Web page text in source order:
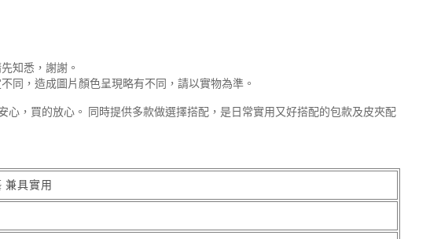
知悉，謝謝。
同，造成圖片顏色呈現略有不同，請以實物為準。
心，買的放心。 同時提供多款做選擇搭配，是日常實用又好搭配的包款及皮夾配
兼具實用